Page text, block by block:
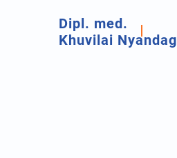
Dipl. med.
Khuvilai Nyandag